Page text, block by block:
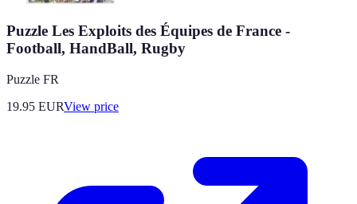
Puzzle Les Exploits des Équipes de France -
Football, HandBall, Rugby
Puzzle FR
19.95 EURView price